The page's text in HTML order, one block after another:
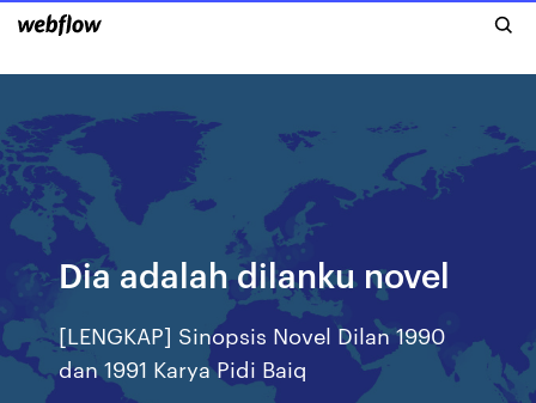
Dia adalah dilanku novel
[LENGKAP] Sinopsis Novel Dilan 1990
dan 1991 Karya Pidi Baiq